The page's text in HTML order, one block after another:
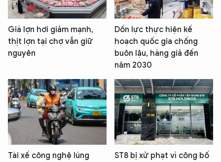
Giá lợn hơi giảm mạnh,
thịt lợn tại chợ vẫn giữ
nguyên
Dồn lực thực hiện kế
hoạch quốc gia chống
buôn lậu, hàng giả đến
năm 2030
Tài xế công nghệ lúng
ST8 bị xử phạt vì công bố